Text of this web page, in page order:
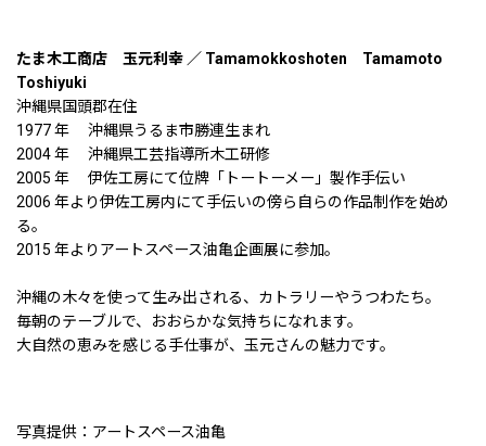
たま木工商店 玉元利幸 ／ Tamamokkoshoten Tamamoto
Toshiyuki
沖縄県国頭郡在住
1977 年 沖縄県うるま市勝連生まれ
2004 年 沖縄県工芸指導所木工研修
2005 年 伊佐工房にて位牌「トートーメー」製作手伝い
2006 年より伊佐工房内にて手伝いの傍ら自らの作品制作を始め
る。
2015 年よりアートスペース油亀企画展に参加。
沖縄の木々を使って生み出される、カトラリーやうつわたち。
毎朝のテーブルで、おおらかな気持ちになれます。
大自然の恵みを感じる手仕事が、玉元さんの魅力です。
写真提供：アートスペース油亀